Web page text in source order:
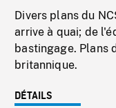
Divers plans du
arrive à quai; de
bastingage. Plans
britannique.
DÉTAILS